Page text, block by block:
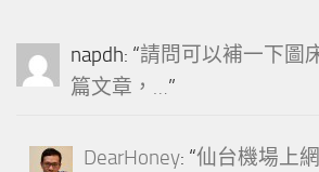
napdh: “請問可以補一下圖
篇文章，…”
DearHoney: “仙台機場上